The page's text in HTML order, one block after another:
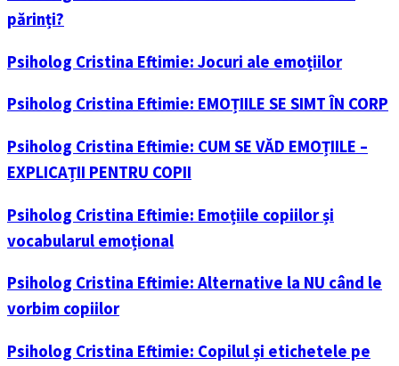
părinți?
Psiholog Cristina Eftimie: Jocuri ale emoțiilor
Psiholog Cristina Eftimie: EMOȚIILE SE SIMT ÎN CORP
Psiholog Cristina Eftimie: CUM SE VĂD EMOȚIILE –
EXPLICAȚII PENTRU COPII
Psiholog Cristina Eftimie: Emoțiile copiilor și
vocabularul emoțional
Psiholog Cristina Eftimie: Alternative la NU când le
vorbim copiilor
Psiholog Cristina Eftimie: Copilul și etichetele pe